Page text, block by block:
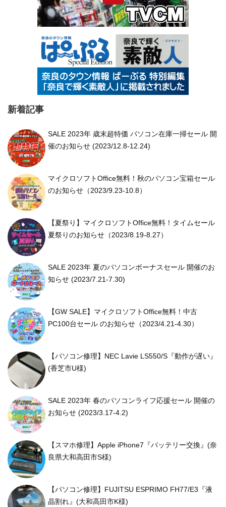
新着記事
SALE 2023年 歳末超特価 パソコン在庫一掃セール 開
催のお知らせ (2023/12.8-12.24)
マイクロソフトOffice無料！秋のパソコン宝箱セール
のお知らせ（2023/9.23-10.8）
【夏祭り】マイクロソフトOffice無料！タイムセール
夏祭りのお知らせ（2023/8.19-8.27）
SALE 2023年 夏のパソコンボーナスセール 開催のお
知らせ (2023/7.21-7.30)
【GW SALE】マイクロソフトOffice無料！中古
PC100台セール のお知らせ（2023/4.21-4.30）
【パソコン修理】NEC Lavie LS550/S『動作が遅い』
(香芝市U様)
SALE 2023年 春のパソコンライフ応援セール 開催の
お知らせ (2023/3.17-4.2)
【スマホ修理】Apple iPhone7『バッテリー交換』(奈
良県大和高田市S様)
【パソコン修理】FUJITSU ESPRIMO FH77/E3『液
晶割れ』(大和高田市K様)